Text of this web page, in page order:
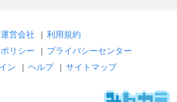
運営会社 | 利用規約
リシー
| プライバシーセンター
ン
| ヘルプ | サイトマップ